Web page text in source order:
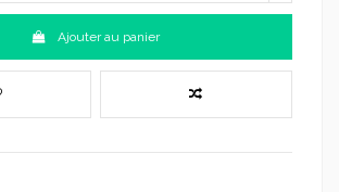
Ajouter au panier